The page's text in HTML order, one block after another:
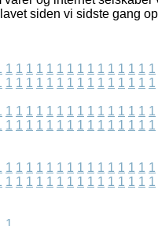
siden vi sidste gang
1 1 1 1 1 1 1 1 1 1 1 1 1 1 1
1 1 1 1 1 1 1 1 1 1 1 1 1 1 1
1 1 1 1 1 1 1 1 1 1 1 1 1 1 1
1 1 1 1 1 1 1 1 1 1 1 1 1 1 1
1 1 1 1 1 1 1 1 1 1 1 1 1 1 1
1 1 1 1 1 1 1 1 1 1 1 1 1 1 1